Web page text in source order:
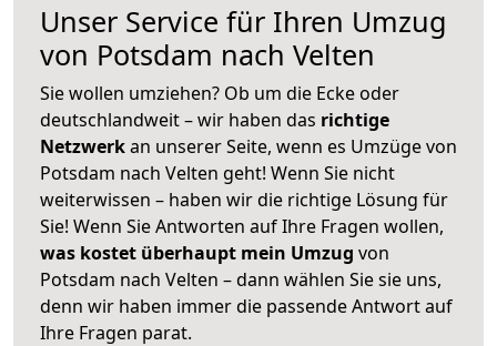
Unser Service für Ihren Umzug
von Potsdam nach Velten
Sie wollen umziehen? Ob um die Ecke oder
deutschlandweit – wir haben das richtige
Netzwerkan unserer Seite, wenn es Umzüge von
Potsdam nach Velten geht! Wenn Sie nicht
weiterwissen – haben wir die richtige Lösung für
Sie! Wenn Sie Antworten auf Ihre Fragen wollen,
was kostet überhaupt mein Umzug von
Potsdam nach Velten – dann wählen Sie sie uns,
denn wir haben immer die passende Antwort auf
Ihre Fragen parat.